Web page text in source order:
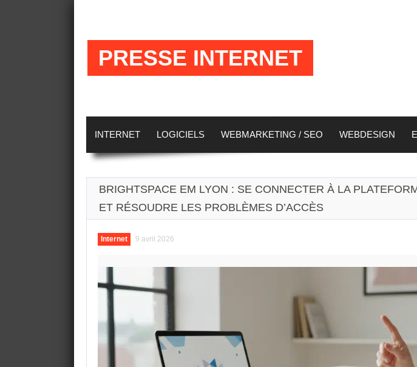
PRESSE INTERNET
INTERNET LOGICIELS WEBMARKETING / SEO WEBDESIGN
BRIGHTSPACE EM LYON : SE CONNECTER À LA
ET RÉSOUDRE LES PROBLÈMES D’ACCÈS
Internet 9 avril 2026